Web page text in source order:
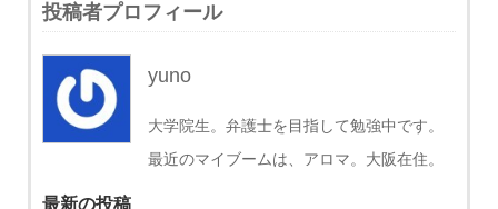
投稿者プロフィール
yuno
大学院生。弁護士を目指して勉強中です。
最近のマイブームは、アロマ。大阪在住。
最新の投稿